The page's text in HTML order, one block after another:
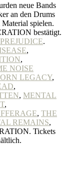
neue Bands
an den Drums
spielen.
bestätigt.
PREJUDICE.
,
,
NOISE
LEGACY,
,
, MENTAL
,
, THE
REMAINS,
Tickets